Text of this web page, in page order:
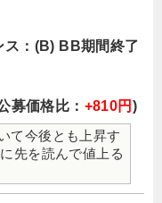
ス：(B) BB期間終了
募価格比： +810円 )
て今後とも上昇す
先を読んで値上る